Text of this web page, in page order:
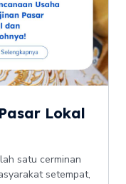
Lokal
satu cerminan
setempat,